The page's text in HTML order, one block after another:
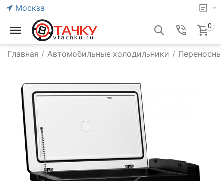
Москва
0
Главная / Автомобильные холодильники /